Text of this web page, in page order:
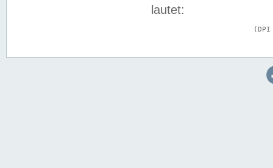
lautet: